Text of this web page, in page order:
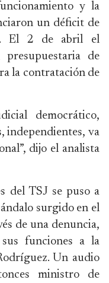
y la
un déficit de
El 2 de abril el
de
la contratación de
democrático,
independientes, va
dijo el analista
del TSJ se puso a
surgido en el
de una denuncia,
funciones a la
Un audio
ministro de